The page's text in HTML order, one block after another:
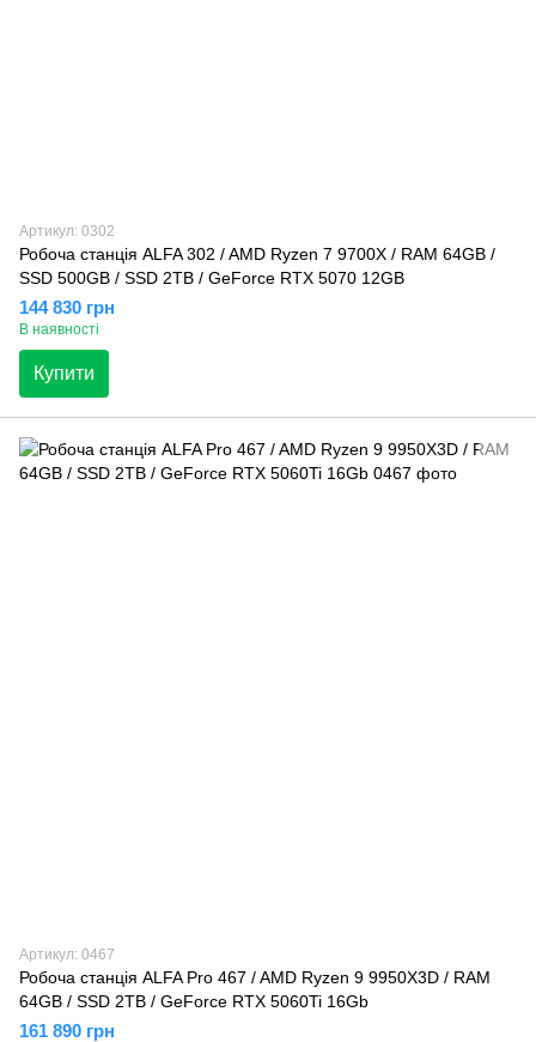
Артикул: 0302
Робоча станція ALFA 302 / AMD Ryzen 7 9700X / RAM 64GB /
SSD 500GB / SSD 2TB / GeForce RTX 5070 12GB
144 830 грн
В наявності
Купити
Артикул: 0467
Робоча станція ALFA Pro 467 / AMD Ryzen 9 9950X3D / RAM
64GB / SSD 2TB / GeForce RTX 5060Ti 16Gb
161 890 грн